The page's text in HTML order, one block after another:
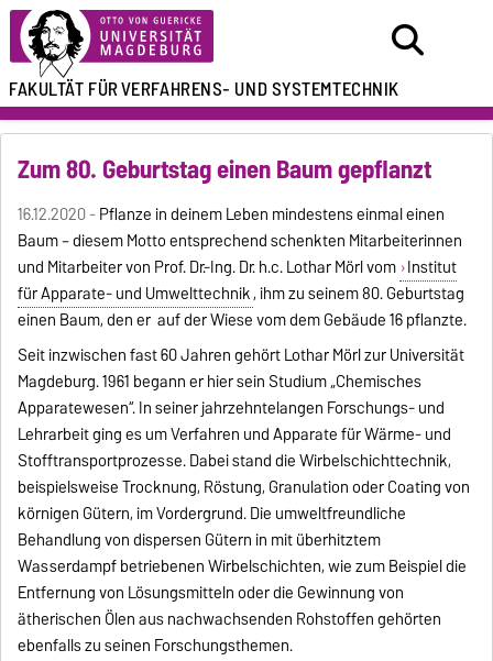
FAKULTÄT FÜRVERFAHRENS- UND SYSTEMTECHNIK
Zum 80. Geburtstag einen Baum gepflanzt
16.12.2020 -Pflanze in deinem Leben mindestens einmal einen
Baum – diesem Motto entsprechend schenkten Mitarbeiterinnen
und Mitarbeiter von Prof. Dr.-Ing. Dr. h.c. Lothar Mörl vom Institut
für Apparate- und Umwelttechnik, ihm zu seinem 80. Geburtstag
einen Baum, den er auf der Wiese vom dem Gebäude 16 pflanzte.
Seit inzwischen fast 60 Jahren gehört Lothar Mörl zur Universität
Magdeburg. 1961 begann er hier sein Studium „Chemisches
Apparatewesen“. In seiner jahrzehntelangen Forschungs- und
Lehrarbeit ging es um Verfahren und Apparate für Wärme- und
Stofftransportprozesse. Dabei stand die Wirbelschichttechnik,
beispielsweise Trocknung, Röstung, Granulation oder Coating von
körnigen Gütern, im Vordergrund. Die umweltfreundliche
Behandlung von dispersen Gütern in mit überhitztem
Wasserdampf betriebenen Wirbelschichten, wie zum Beispiel die
Entfernung von Lösungsmitteln oder die Gewinnung von
ätherischen Ölen aus nachwachsenden Rohstoffen gehörten
ebenfalls zu seinen Forschungsthemen.